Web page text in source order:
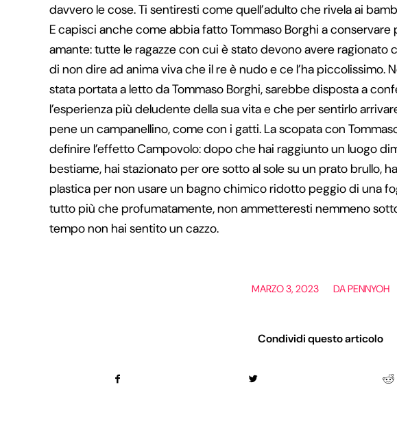
davvero le cose. Ti sentiresti come quell’adulto che rivela ai
E capisci anche come abbia fatto Tommaso Borghi a
amante: tutte le ragazze con cui è stato devono avere
di non dire ad anima viva che il re è nudo e ce l’ha piccolissimo.
stata portata a letto da Tommaso Borghi, sarebbe disposta a
l’esperienza più deludente della sua vita e che per sentirlo
pene un campanellino, come con i gatti. La scopata con
definire l’effetto Campovolo: dopo che hai raggiunto un luogo
bestiame, hai stazionato per ore sotto al sole su un prato brullo,
plastica per non usare un bagno chimico ridotto peggio di una
tutto più che profumatamente, non ammetteresti nemmeno
tempo non hai sentito un cazzo.
MARZO 3, 2023
/ DAPENNYOH
Condividi questo articolo